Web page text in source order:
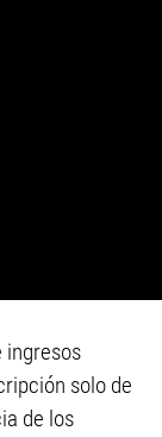
ingresos
solo de
de los